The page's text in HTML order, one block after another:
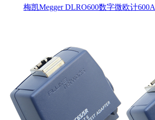
梅凯Megger DLRO600数字微欧计600A